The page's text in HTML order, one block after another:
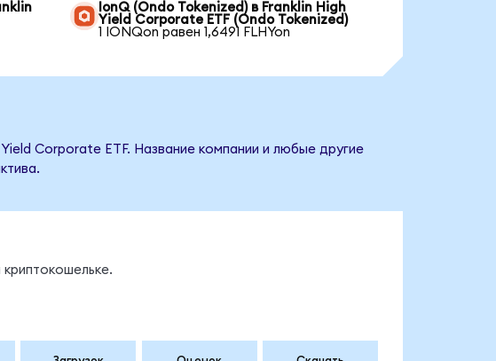
IonQ (Ondo Tokenized) в Franklin High
Yield Corporate ETF (Ondo Tokenized)
1 IONQon равен 1,6491 FLHYon
Corporate ETF. Название компании и любые другие